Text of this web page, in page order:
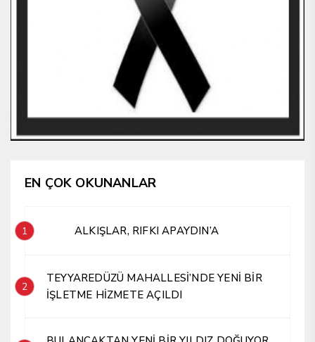
EN ÇOK OKUNANLAR
1 ALKIŞLAR, RIFKI APAYDIN’A
2
TEYYAREDÜZÜ MAHALLESİ’NDE YENİ BİR
İŞLETME HİZMETE AÇILDI